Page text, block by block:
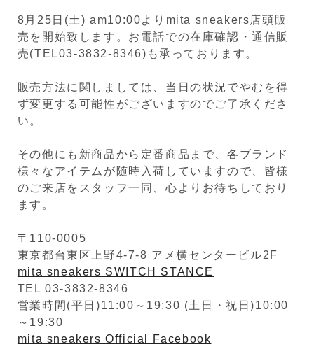
8月25日(土) am10:00よりmita sneakers店頭販
売を開始致します。お電話での在庫確認・通信販
売(TEL03-3832-8346)も承っております。
販売方法に関しましては、当日の状況でやむを得
ず変更する可能性がございますのでご了承くださ
い。
その他にも新商品から定番商品まで、各ブランド
様々なアイテムが随時入荷していますので、皆様
のご来店をスタッフ一同、心よりお待ちしており
ます。
〒110-0005
東京都台東区上野4-7-8 アメ横センタービル2F
mita sneakers SWITCH STANCE
TEL 03-3832-8346
営業時間(平日)11:00～19:30 (土日・祝日)10:00
～19:30
mita sneakers Official Facebook